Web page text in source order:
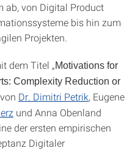
ab, von Digital Product
bis hin zum
Projekten.
dem Titel „Motivations for
Complexity Reduction or
Dr. Dimitri Petrik, Eugene
und Anna Obenland
der ersten empirischen
Digitaler